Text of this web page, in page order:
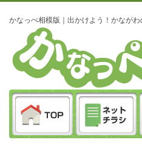
かなっぺ相模版｜出かけよう！かながわ